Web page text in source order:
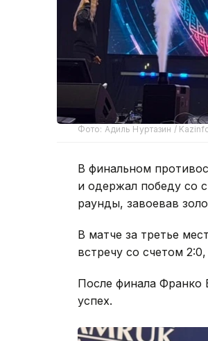
Фото: Адиль Нуртазин /
В финальном
и одержал победу со
раунды, завоевав
В матче за третье
встречу со счетом
После финала Франко
успех.